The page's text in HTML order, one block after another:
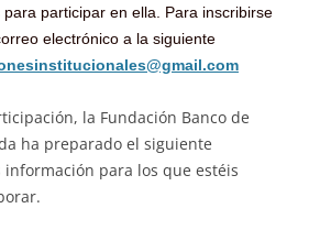
participar en ella. Para inscribirse
electrónico a la siguiente
la Fundación Banco de
ha preparado el siguiente
para los que estéis